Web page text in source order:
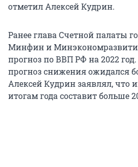
отметил Алексей Кудрин.
Ранее глава Счетной палаты
Минфин и
прогноз по ВВП РФ на 2022
прогноз снижения ожидался
Алексей Кудрин заявлял, что
итогам года составит больше